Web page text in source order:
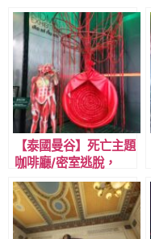
【泰國曼谷】死亡主題
咖啡廳/密室逃脫，
Kid Mai Death
Awareness Café，
淺綠線 Ari 阿離站走路
3分鐘